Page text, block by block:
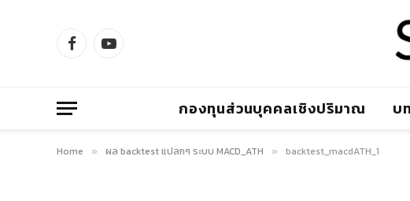
FacebookYouTube
กองทุนส่วนบุคคลเชิงปริมาณ บ
Home » ผล backtest แปลกๆ ระบบ MACD_ATH » backtest_macdATH_1